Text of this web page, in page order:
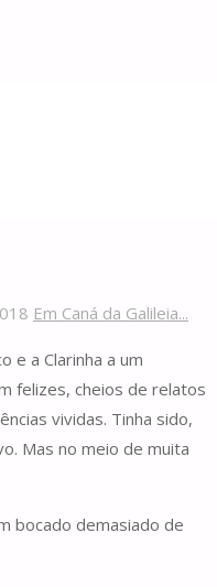
Em Caná da Galileia...
e a Clarinha a um
felizes, cheios de relatos
vividas. Tinha sido,
Mas no meio de muita
bocado demasiado de